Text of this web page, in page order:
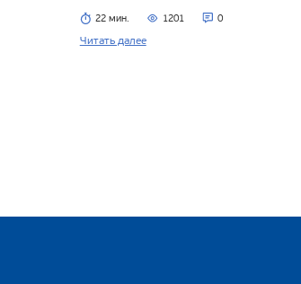
22 мин. 1201 0
Читать далее